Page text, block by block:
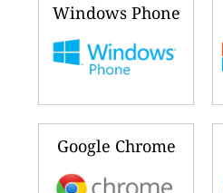
Windows Phone
Google Chrome